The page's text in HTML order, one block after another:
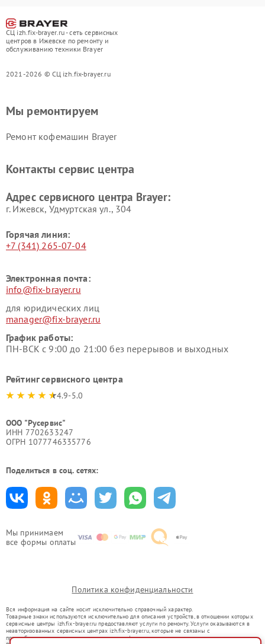
СЦ izh.fix-brayer.ru - сеть сервисных
центров в Ижевске по ремонту и
обслуживанию техники Brayer
2021-2026 © СЦ izh.fix-brayer.ru
Мы принимаем
все формы оплаты
Мы ремонтируем
Ремонт кофемашин Brayer
Контакты сервис центра
Адрес сервисного центра Brayer:
г. Ижевск, Удмуртская ул., 304
Горячая линия:
+7 (341) 265-07-04
Электронная почта:
info@fix-brayer.ru
для юридических лиц
manager@fix-brayer.ru
График работы:
ПН-ВСК с 9:00 до 21:00 без перерывов и выходных
Рейтинг сервисного центра
4.9-5.0
ООО "Русервис"
ИНН 7702633247
ОГРН 1077746335776
Поделиться в соц. сетях:
Политика конфиденциальности
Вся информация на сайте носит исключительно справочный характер.
Товарные знаки используются исключительно для описания устройств, в отношении которых
сервисные центры izh.fix-brayer.ru предоставляют услуги по ремонту. Услуги оказываются в
неавторизованных сервисных центрах izh.fix-brayer.ru, которые не связаны с
правообладателями товарных знаков или их официальными представителями.